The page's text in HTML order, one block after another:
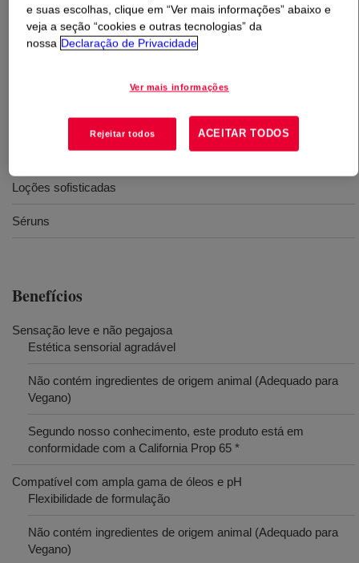
Acrylate/Sodium Acryloyldimethyl Taurate Copolymer
(and) Dimethicone (and) Trideceth-6 (and) PEG/PPG-
18/18 Dimethicone
Cremes amanteigados
Loções sofisticadas
Séruns
Benefícios
Sensação leve e não pegajosa
Estética sensorial agradável
Não contém ingredientes de origem animal (Adequado para
Vegano)
Segundo nosso conhecimento, este produto está em
conformidade com a California Prop 65 *
Compatível com ampla gama de óleos e pH
Flexibilidade de formulação
Não contém ingredientes de origem animal (Adequado para
Vegano)
e suas escolhas, clique em “Ver mais informações” abaixo e
veja a seção “cookies e outras tecnologias” da
nossa Declaração de Privacidade
Ver mais informações
Rejeitar todos ACEITAR TODOS